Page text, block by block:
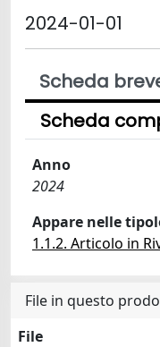
2024-01-01
Scheda
Scheda
Anno
2024
Appare nelle
1.1.2. Articolo in
File in questo
File